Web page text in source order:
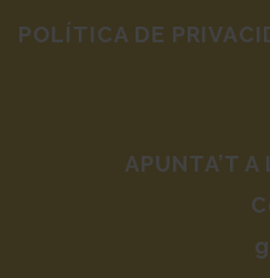
POLÍTICA DE
APUNTA’T